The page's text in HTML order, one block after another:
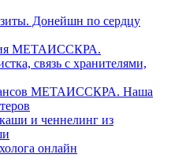
Донейшн по сердцу
МЕТАИССКРА.
связь с хранителями,
МЕТАИССКРА. Наша
и ченнелинг из
онлайн